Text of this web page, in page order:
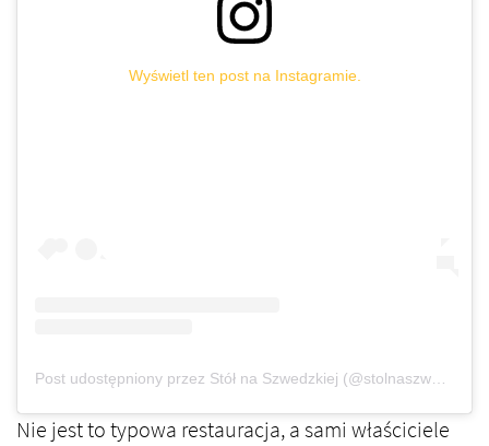
Wyświetl ten post na Instagramie.
Nie jest to typowa restauracja, a sami właściciele